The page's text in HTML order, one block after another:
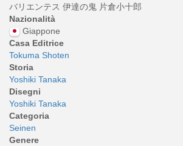
バリエンテス 伊達の鬼 片倉小十郎
Nazionalità
Giappone
Casa Editrice
Tokuma Shoten
Storia
Yoshiki Tanaka
Disegni
Yoshiki Tanaka
Categoria
Seinen
Genere